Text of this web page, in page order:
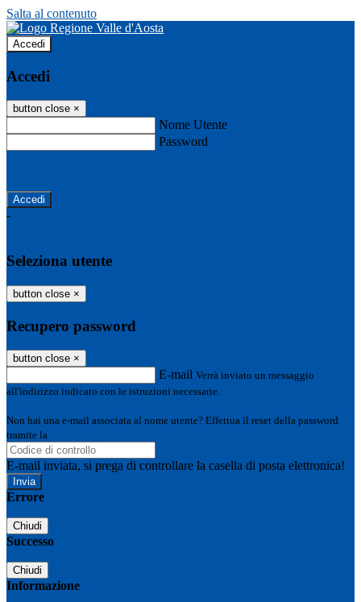
Salta al contenuto
Accedi
Accedi
button close ×
Nome Utente
Password
-
Seleziona utente
button close ×
Recupero password
button close ×
E-mail Verrà inviato un messaggio
all'indirizzo indicato con le istruzioni necessarie.
Non hai una e-mail associata al nome utente? Effettua il reset della password
tramite la
E-mail inviata, si prega di controllare la casella di posta elettronica!
Errore
Chiudi
Successo
Chiudi
Informazione